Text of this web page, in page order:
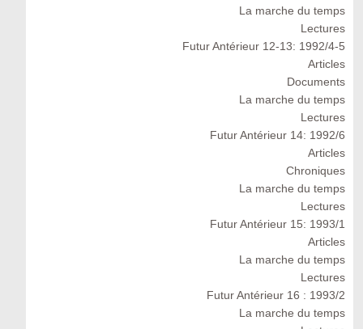
La marche du temps
Lectures
Futur Antérieur 12-13: 1992/4-5
Articles
Documents
La marche du temps
Lectures
Futur Antérieur 14: 1992/6
Articles
Chroniques
La marche du temps
Lectures
Futur Antérieur 15: 1993/1
Articles
La marche du temps
Lectures
Futur Antérieur 16 : 1993/2
La marche du temps